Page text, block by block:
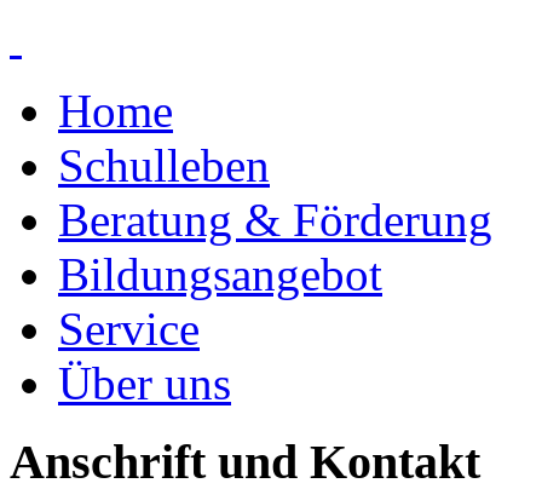
Home
Schulleben
Beratung & Förderung
Bildungsangebot
Service
Über uns
Anschrift und Kontakt